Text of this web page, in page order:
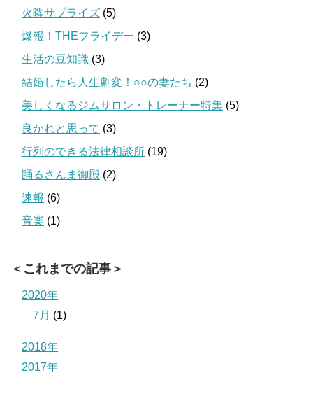
火曜サプライズ (5)
爆報！THEフライデー (3)
生活の豆知識 (3)
結婚したら人生劇変！○○の妻たち (2)
美しくなるジムサロン・トレーナー特集 (5)
良かれと思って (3)
行列のできる法律相談所 (19)
踊るさんま御殿 (2)
速報 (6)
音楽 (1)
＜これまでの記事＞
2020年
7月 (1)
2018年
2017年